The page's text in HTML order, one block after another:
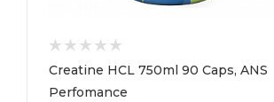
Creatine HCL 750ml 90 Caps, ANS
Perfomance